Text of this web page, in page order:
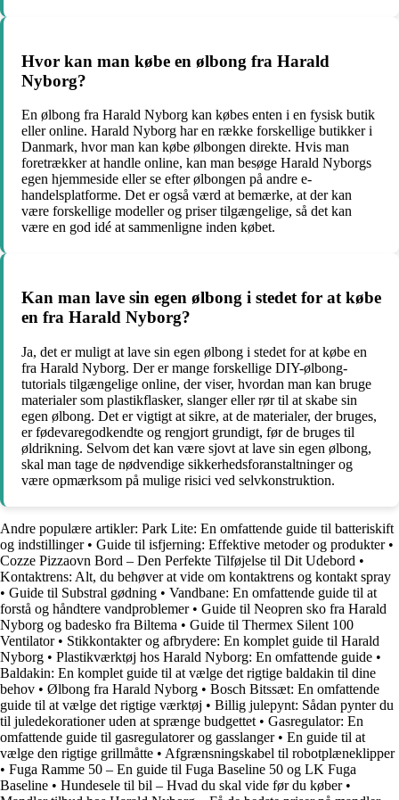
Hvor kan man købe en ølbong fra Harald
Nyborg?
En ølbong fra Harald Nyborg kan købes enten i en fysisk butik
eller online. Harald Nyborg har en række forskellige butikker i
Danmark, hvor man kan købe ølbongen direkte. Hvis man
foretrækker at handle online, kan man besøge Harald Nyborgs
egen hjemmeside eller se efter ølbongen på andre e-
handelsplatforme. Det er også værd at bemærke, at der kan
være forskellige modeller og priser tilgængelige, så det kan
være en god idé at sammenligne inden købet.
Kan man lave sin egen ølbong i stedet for at købe
en fra Harald Nyborg?
Ja, det er muligt at lave sin egen ølbong i stedet for at købe en
fra Harald Nyborg. Der er mange forskellige DIY-ølbong-
tutorials tilgængelige online, der viser, hvordan man kan bruge
materialer som plastikflasker, slanger eller rør til at skabe sin
egen ølbong. Det er vigtigt at sikre, at de materialer, der bruges,
er fødevaregodkendte og rengjort grundigt, før de bruges til
øldrikning. Selvom det kan være sjovt at lave sin egen ølbong,
skal man tage de nødvendige sikkerhedsforanstaltninger og
være opmærksom på mulige risici ved selvkonstruktion.
Andre populære artikler: Park Lite: En omfattende guide til batteriskift
og indstillinger• Guide til isfjerning: Effektive metoder og produkter•
Cozze Pizzaovn Bord – Den Perfekte Tilføjelse til Dit Udebord •
Kontaktrens: Alt, du behøver at vide om kontaktrens og kontakt spray
• Guide til Substral gødning • Vandbane: En omfattende guide til at
forstå og håndtere vandproblemer• Guide til Neopren sko fra Harald
Nyborg og badesko fra Biltema • Guide til Thermex Silent 100
Ventilator• Stikkontakter og afbrydere: En komplet guide til Harald
Nyborg • Plastikværktøj hos Harald Nyborg: En omfattende guide •
Baldakin: En komplet guide til at vælge det rigtige baldakin til dine
behov • Ølbong fra Harald Nyborg • Bosch Bitssæt: En omfattende
guide til at vælge det rigtige værktøj • Billig julepynt: Sådan pynter du
til juledekorationer uden at sprænge budgettet • Gasregulator: En
omfattende guide til gasregulatorer og gasslanger• En guide til at
vælge den rigtige grillmåtte • Afgrænsningskabel til robotplæneklipper
• Fuga Ramme 50 – En guide til Fuga Baseline 50 og LK Fuga
Baseline • Hundesele til bil – Hvad du skal vide før du køber•